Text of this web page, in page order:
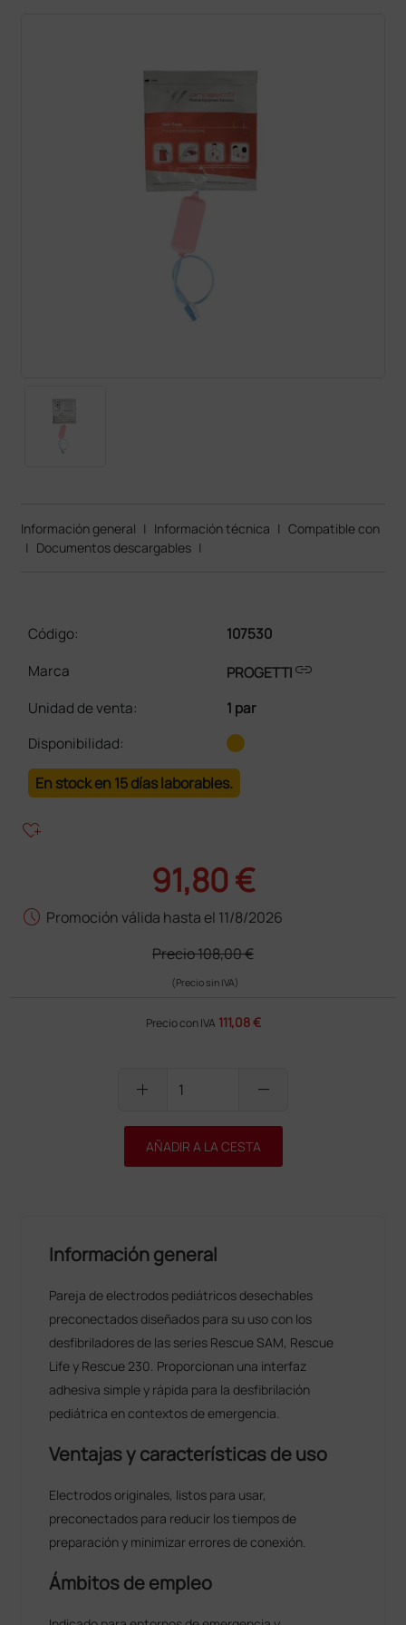
Información general | Información técnica | Compatible con
| Documentos descargables |
Código:
107530
Marca
PROGETTIlink
Unidad de venta:
1 par
Disponibilidad:
En stock en 15 días laborables.
heart_plus
91,80 €
schedule Promoción válida hasta el 11/8/2026
Precio108,00 €
(Precio sin IVA)
Precio con IVA 111,08 €
add remove
AÑADIR A LA CESTA
Información general
Pareja de electrodos pediátricos desechables
preconectados diseñados para su uso con los
desfibriladores de las series Rescue SAM, Rescue
Life y Rescue 230. Proporcionan una interfaz
adhesiva simple y rápida para la desfibrilación
pediátrica en contextos de emergencia.
Ventajas y características de uso
Electrodos originales, listos para usar,
preconectados para reducir los tiempos de
preparación y minimizar errores de conexión.
Ámbitos de empleo